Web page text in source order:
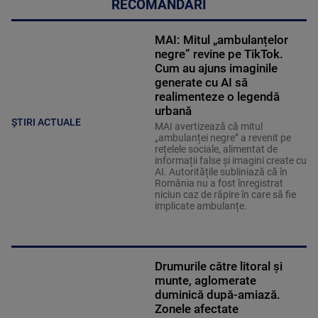
RECOMANDĂRI
ȘTIRI ACTUALE
MAI: Mitul „ambulanțelor
negre” revine pe TikTok.
Cum au ajuns imaginile
generate cu AI să
realimenteze o legendă
urbană
MAI avertizează că mitul
„ambulanței negre” a revenit pe
rețelele sociale, alimentat de
informații false și imagini create cu
AI. Autoritățile subliniază că în
România nu a fost înregistrat
niciun caz de răpire în care să fie
implicate ambulanțe.
Drumurile către litoral și
munte, aglomerate
duminică după-amiază.
Zonele afectate